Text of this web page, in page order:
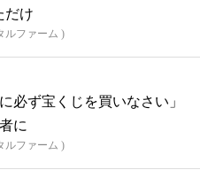
だけ
ルファーム )
必ず宝くじを買いなさい」
に
ルファーム )